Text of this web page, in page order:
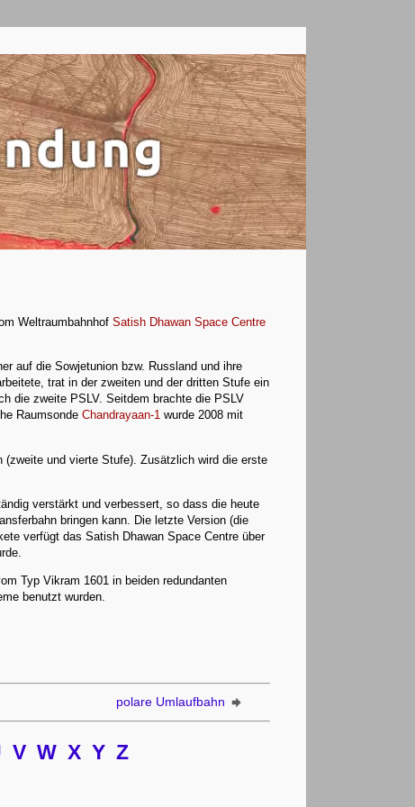
Weltraumbahnhof Satish Dhawan Space Centre
auf die Sowjetunion bzw. Russland und ihre
trat in der zweiten und der dritten Stufe ein
die zweite PSLV. Seitdem brachte die PSLV
Raumsonde Chandrayaan-1 wurde 2008 mit
und vierte Stufe). Zusätzlich wird die erste
verstärkt und verbessert, so dass die heute
bringen kann. Die letzte Version (die
verfügt das Satish Dhawan Space Centre über
Typ Vikram 1601 in beiden redundanten
benutzt wurden.
polare Umlaufbahn
V W X Y Z